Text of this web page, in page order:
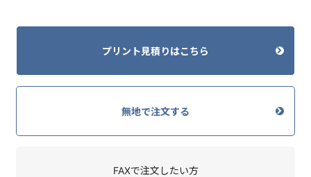
プリント見積りはこちら
無地で注文する
FAXで注文したい方